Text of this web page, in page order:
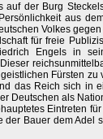
der Burg
aus
Volkes
für freie
Engels in
Fürsten
das Reich sich in
Deutschen als
Eintreten
Bauer dem Adel